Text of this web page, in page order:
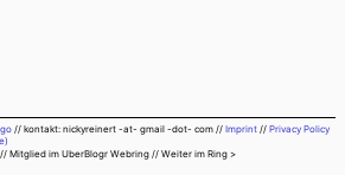
// kontakt: nickyreinert -at- gmail -dot- com // Imprint // Privacy Policy
// Mitglied im UberBlogr Webring // Weiter im Ring >